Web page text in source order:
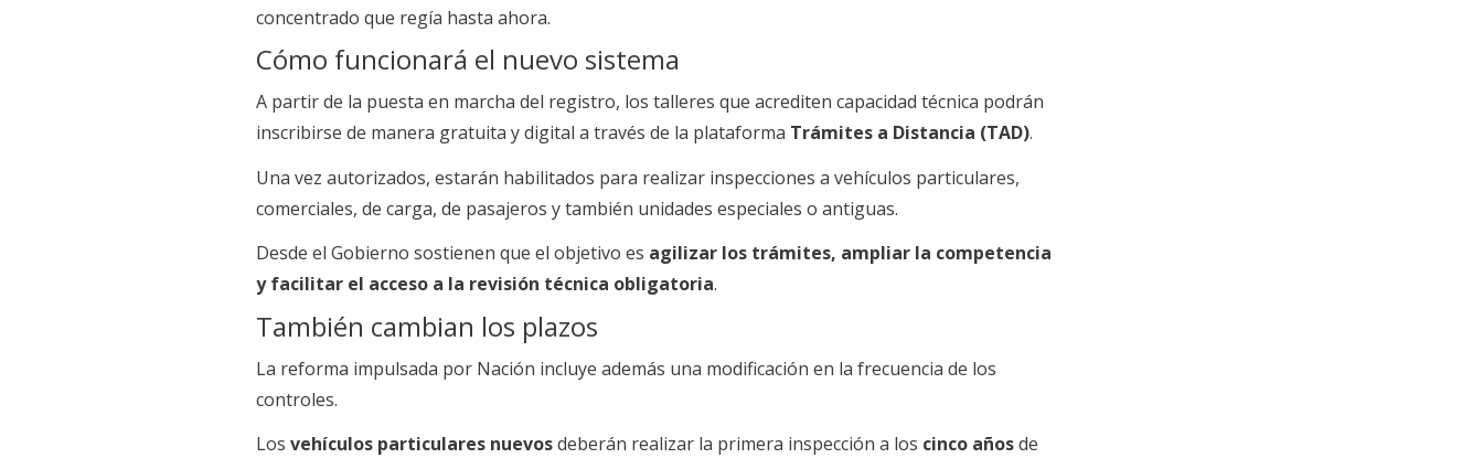
concentrado que regía hasta ahora.
Cómo funcionará el nuevo sistema
A partir de la puesta en marcha del registro, los talleres que acrediten capacidad técnica podrán
inscribirse de manera gratuita y digital a través de la plataforma Trámites a Distancia (TAD).
Una vez autorizados, estarán habilitados para realizar inspecciones a vehículos particulares,
comerciales, de carga, de pasajeros y también unidades especiales o antiguas.
Desde el Gobierno sostienen que el objetivo es agilizar los trámites, ampliar la competencia
y facilitar el acceso a la revisión técnica obligatoria.
También cambian los plazos
La reforma impulsada por Nación incluye además una modificación en la frecuencia de los
controles.
Los vehículos particulares nuevosdeberán realizar la primera inspección a los cinco añosde